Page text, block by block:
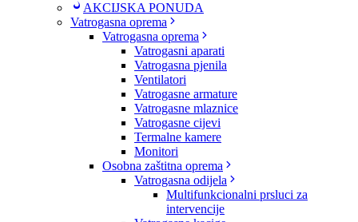
AKCIJSKA PONUDA
Vatrogasna oprema
Vatrogasna oprema
Vatrogasni aparati
Vatrogasna pjenila
Ventilatori
Vatrogasne armature
Vatrogasne mlaznice
Vatrogasne cijevi
Termalne kamere
Monitori
Osobna zaštitna oprema
Vatrogasna odijela
Multifunkcionalni prsluci za
intervencije